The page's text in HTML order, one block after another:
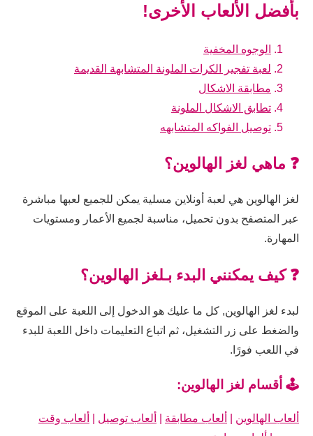
بأفضل الألعاب الأخرى!
الوجوه المخفية
لعبة تفجير الكرات الملونة المتشابهة القديمة
مطابقة الاشكال
تطابق الاشكال الملونة
توصيل الفواكه المتشابهه
❓ ماهي لغز الهالوين؟
لغز الهالوين هي لعبة أونلاين مسلية يمكن للجميع لعبها مباشرة
عبر المتصفح بدون تحميل، مناسبة لجميع الأعمار ومستويات
المهارة.
❓ كيف يمكنني البدء بـلغز الهالوين؟
لبدء لغز الهالوين, كل ما عليك هو الدخول إلى اللعبة على الموقع
والضغط على زر التشغيل، ثم اتباع التعليمات داخل اللعبة للبدء
في اللعب فورًا.
🕹️ أقسام لغز الهالوين:
ألعاب الهالوين ألعاب مطابقة ألعاب توصيل
ألعاب وقت